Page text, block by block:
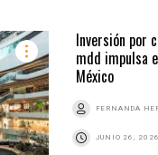
Inversión por
mdd impulsa
México
FERNANDA
JUNIO 26, 2026